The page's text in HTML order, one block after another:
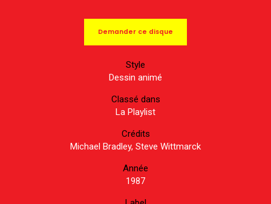
Demander ce disque
Style
Dessin animé
Classé dans
La Playlist
Crédits
Michael Bradley, Steve Wittmarck
Année
1987